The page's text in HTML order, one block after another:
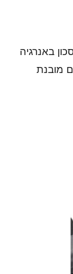
באנרגיה
מובנת